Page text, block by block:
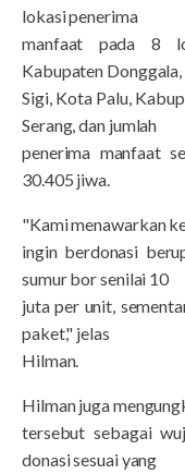
lokasi penerima
manfaat pada 8
Kabupaten
Sigi, Kota Palu,
Serang, dan jumlah
penerima manfaat
30.405 jiwa.
"Kami menawarkan
ingin berdonasi
sumur bor senilai 10
juta per unit,
paket," jelas
Hilman.
Hilman juga
tersebut sebagai
donasi sesuai yang